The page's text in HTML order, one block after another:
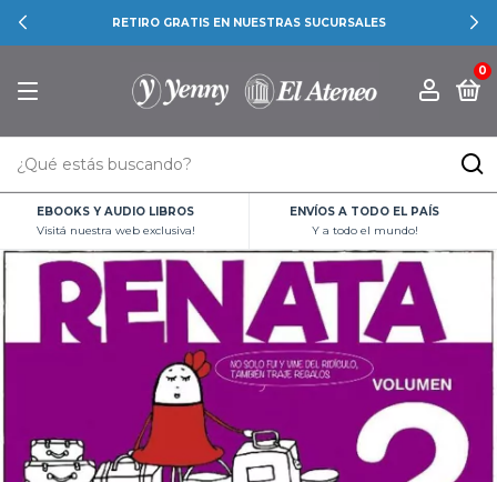
RETIRO GRATIS EN NUESTRAS SUCURSALES
0
EBOOKS Y AUDIO LIBROS
Visitá nuestra web exclusiva!
ENVÍOS A TODO EL PAÍS
Y a todo el mundo!